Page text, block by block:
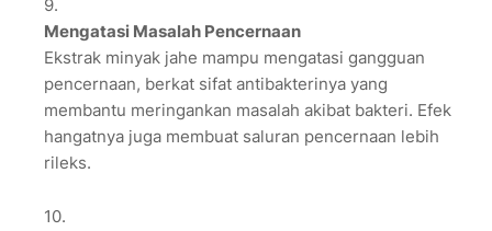
Mengatasi Masalah Pencernaan
Ekstrak minyak jahe mampu mengatasi gangguan
pencernaan, berkat sifat antibakterinya yang
membantu meringankan masalah akibat bakteri. Efek
hangatnya juga membuat saluran pencernaan lebih
rileks.